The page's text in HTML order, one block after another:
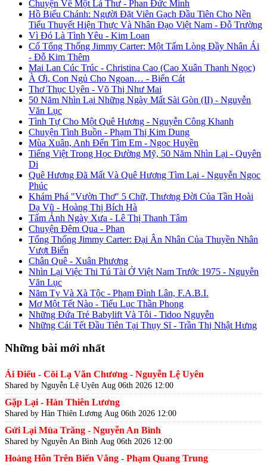
Chuyện Về Một Lá Thư - Phan Đức Minh
Hồ Biểu Chánh: Người Đặt Viên Gạch Đầu Tiên Cho Nền
Tiểu Thuyết Hiện Thực Và Nhân Đạo Việt Nam - Đỗ Trường
Vì Đó Là Tình Yêu - Kim Loan
Cố Tổng Thống Jimmy Carter: Một Tấm Lòng Đầy Nhân Ái
- Đỗ Kim Thêm
Mai Lan Cúc Trúc - Christina Cao (Cao Xuân Thanh Ngọc)
À Ơi, Con Ngủ Cho Ngoan… - Biển Cát
Thơ Thục Uyên - Võ Thị Như Mai
50 Năm Nhìn Lại Những Ngày Mất Sài Gòn (II) - Nguyễn
Văn Lục
Tình Tự Cho Một Quê Hương - Nguyễn Công Khanh
Chuyện Tình Buồn - Phạm Thị Kim Dung
Mùa Xuân, Anh Đến Tìm Em - Ngọc Huyền
Tiếng Việt Trong Học Đường Mỹ, 50 Năm Nhìn Lại - Quyên
Di
Quê Hương Đã Mất Và Quê Hương Tìm Lại - Nguyễn Ngọc
Phúc
Khám Phá "Vườn Thơ" 5 Chữ, Thương Đời Của Tần Hoài
Dạ Vũ - Hoàng Thị Bích Hà
Tấm Ảnh Ngày Xưa - Lê Thị Thanh Tâm
Chuyện Đêm Qua - Phan
Tổng Thống Jimmy Carter: Đại Ân Nhân Của Thuyền Nhân
Vượt Biển
Chân Quê - Xuân Phương
Nhìn Lại Việc Thi Tú Tài Ở Việt Nam Trước 1975 - Nguyễn
Văn Lục
Năm Tỵ Và Xà Tộc - Phạm Đình Lân, F.A.B.I.
Mơ Một Tết Nào - Tiểu Lục Thần Phong
Những Đứa Trẻ Babylift Và Tôi - Tidoo Nguyễn
Những Cái Tết Đầu Tiên Tại Thụy Sĩ - Trần Thị Nhật Hưng
Những bài mới nhất
Ái Điểu - Cõi Lạ Văn Chương - Nguyễn Lệ Uyên
Shared by Nguyễn Lệ Uyên Aug 06th 2026 12:00
Gặp Lại - Hàn Thiên Lương
Shared by Hàn Thiên Lương Aug 06th 2026 12:00
Gửi Lại Mùa Trăng - Nguyễn An Bình
Shared by Nguyễn An Bình Aug 06th 2026 12:00
Hoàng Hôn Trên Biển Vắng - Phạm Quang Trung